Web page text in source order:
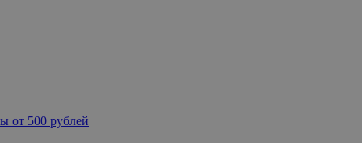
от 500 рублей